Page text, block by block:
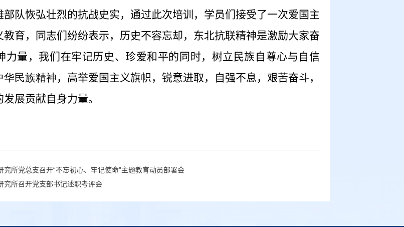
部队恢弘壮烈的抗战史实，通过此次培训，学员们接受了一次爱国主
教育，同志们纷纷表示，历史不容忘却，东北抗联精神是激励大家奋
力量，我们在牢记历史、珍爱和平的同时，树立民族自尊心与自信
华民族精神，高举爱国主义旗帜，锐意进取，自强不息，艰苦奋斗，
展贡献自身力量。
究所党总支召开“不忘初心、牢记使命”主题教育动员部署会
究所召开党支部书记述职考评会